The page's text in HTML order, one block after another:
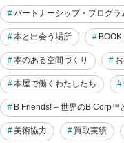
パートナーシップ・プログラ
本と出会う場所
本のある空間づくり
本屋で働くわたしたち
B Friends! – 世界のB Corp™
美術協力 買取実績